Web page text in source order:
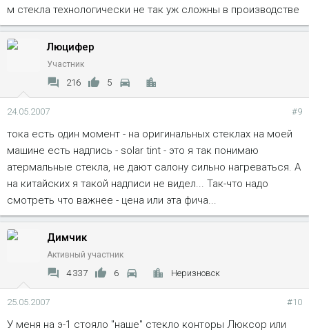
м стекла технологически не так уж сложны в производстве
Люцифер
Участник
216 5
24.05.2007 #9
тока есть один момент - на оригинальных стеклах на моей
машине есть надпись - solar tint - это я так понимаю
атермальные стекла, не дают салону сильно нагреваться. А
на китайских я такой надписи не видел... Так-что надо
смотреть что важнее - цена или эта фича...
Димчик
Активный участник
4 337 6 Неризновск
25.05.2007 #10
У меня на э-1 стояло "наше" стекло конторы Люксор или